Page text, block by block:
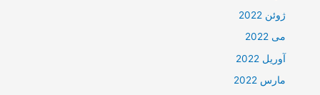
ژوئن 2022
می 2022
آوریل 2022
مارس 2022